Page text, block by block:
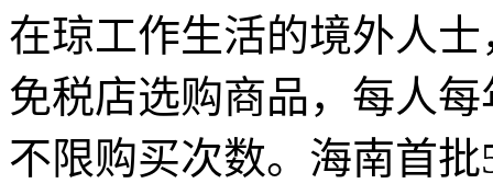
在琼工作生活的境外人
免税店选购商品，每人
不限购买次数。海南首